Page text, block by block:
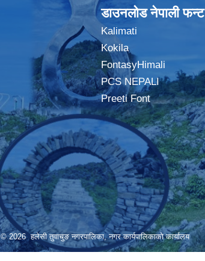
डाउनलोड नेपाली फन्ट
Kalimati
Kokila
FontasyHimali
PCS NEPALI
Preeti Font
© 2026 हलेसी तुवाचुङ नगरपालिका, नगर कार्यपालिकाको कार्यालय